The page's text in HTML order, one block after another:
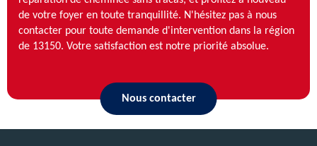
de votre foyer en toute tranquillité. N'hésitez pas à nous
contacter pour toute demande d'intervention dans la région
de 13150. Votre satisfaction est notre priorité absolue.
Nous contacter